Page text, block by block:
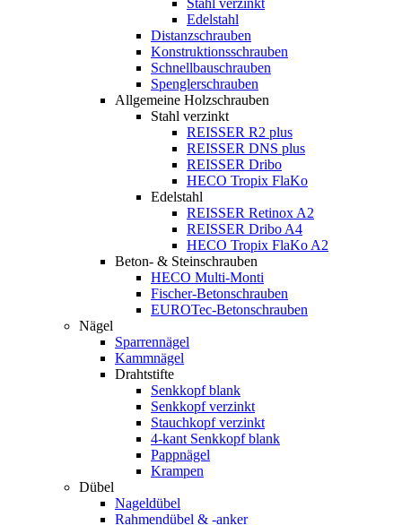
Stahl verzinkt
Edelstahl
Distanzschrauben
Konstruktionsschrauben
Schnellbauschrauben
Spenglerschrauben
Allgemeine Holzschrauben
Stahl verzinkt
REISSER R2 plus
REISSER DNS plus
REISSER Dribo
HECO Tropix FlaKo
Edelstahl
REISSER Retinox A2
REISSER Dribo A4
HECO Tropix FlaKo A2
Beton- & Steinschrauben
HECO Multi-Monti
Fischer-Betonschrauben
EUROTec-Betonschrauben
Nägel
Sparrennägel
Kammnägel
Drahtstifte
Senkkopf blank
Senkkopf verzinkt
Stauchkopf verzinkt
4-kant Senkkopf blank
Pappnägel
Krampen
Dübel
Nageldübel
Rahmendübel & -anker